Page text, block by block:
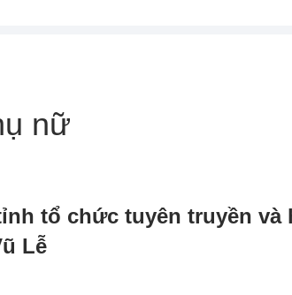
nữ
tổ chức tuyên truyền và
Lễ